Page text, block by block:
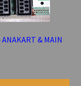
& MAIN